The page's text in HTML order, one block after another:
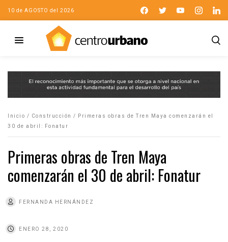
10 de AGOSTO del 2026
Inicio / Construcción /
Primeras obras de Tren Maya comenzarán el
30 de abril: Fonatur
Primeras obras de Tren Maya
comenzarán el 30 de abril: Fonatur
FERNANDA HERNÁNDEZ
ENERO 28, 2020